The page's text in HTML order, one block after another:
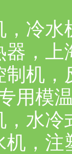
，冷水
，
机
用模
水
，